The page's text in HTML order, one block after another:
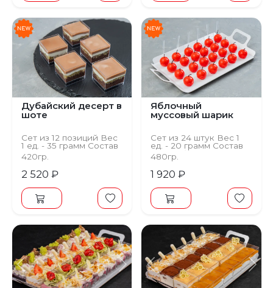
Дубайский десерт в
шоте
Сет из 12 позиций Вес
1 ед. - 35 грамм Состав
Бисквит с какао на
миндальной муке,
фисташковя начинка,
крем чиз
420гр.
2 520 ₽
Яблочный
муссовый шарик
Сет из 24 штук Вес 1
ед. - 20 грамм Состав
Мусс яблочный,
бисквит классический,
глазурь зеркальная,
мята
480гр.
1 920 ₽
Предыдущий Следующий
Предыдущий